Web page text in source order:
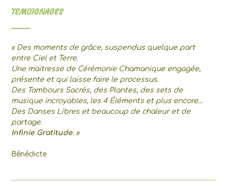
TEMOIGNAGES
« Des moments de grâce, suspendus quelque part
entre Ciel et Terre.
Une maitresse de Cérémonie Chamanique engagée,
présente et qui laisse faire le processus.
Des Tambours Sacrés, des Plantes, des sets de
musique incroyables, les 4 Éléments et plus encore…
Des Danses Libres et beaucoup de chaleur et de
partage.
Infinie Gratitude. »
Bénédicte